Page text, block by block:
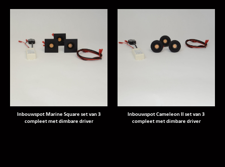
Inbouwspot Marine Square set van 3
compleet met dimbare driver
Inbouwspot Cameleon II set van 3
compleet met dimbare driver